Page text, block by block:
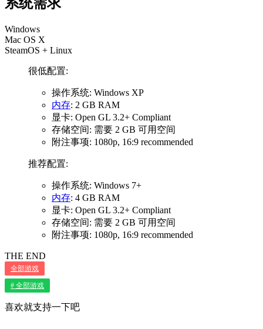
系统需求
Windows
Mac OS X
SteamOS + Linux
很低配置:
操作系统: Windows XP
内存: 2 GB RAM
显卡: Open GL 3.2+ Compliant
存储空间: 需要 2 GB 可用空间
附注事项: 1080p, 16:9 recommended
推荐配置:
操作系统: Windows 7+
内存: 4 GB RAM
显卡: Open GL 3.2+ Compliant
存储空间: 需要 2 GB 可用空间
附注事项: 1080p, 16:9 recommended
THE END
全部游戏
# 全部游戏
喜欢就支持一下吧